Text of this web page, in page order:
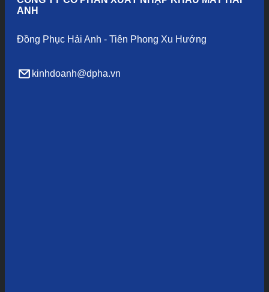
ANH
Đồng Phục Hải Anh - Tiên Phong Xu Hướng
kinhdoanh@dpha.vn